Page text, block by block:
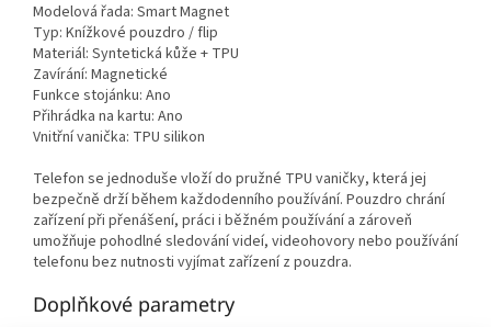
Modelová řada: Smart Magnet
Typ: Knížkové pouzdro / flip
Materiál: Syntetická kůže + TPU
Zavírání: Magnetické
Funkce stojánku: Ano
Přihrádka na kartu: Ano
Vnitřní vanička: TPU silikon
Telefon se jednoduše vloží do pružné TPU vaničky, která jej
bezpečně drží během každodenního používání. Pouzdro chrání
zařízení při přenášení, práci i běžném používání a zároveň
umožňuje pohodlné sledování videí, videohovory nebo používání
telefonu bez nutnosti vyjímat zařízení z pouzdra.
Doplňkové parametry